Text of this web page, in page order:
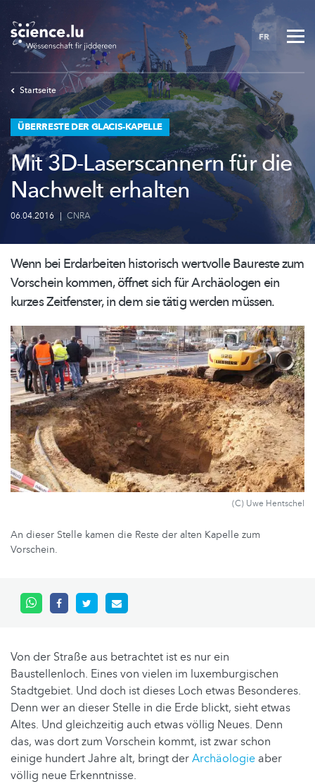
to
main
content
FR
Startseite
ÜBERRESTE DER GLACIS-KAPELLE
Mit 3D-Laserscannern für die
Nachwelt erhalten
06.04.2016 | CNRA
Wenn bei Erdarbeiten historisch wertvolle Baureste zum
Vorschein kommen, öffnet sich für Archäologen ein
kurzes Zeitfenster, in dem sie tätig werden müssen.
(C) Uwe Hentschel
An dieser Stelle kamen die Reste der alten Kapelle zum
Vorschein.
Von der Straße aus betrachtet ist es nur ein
Baustellenloch. Eines von vielen im luxemburgischen
Stadtgebiet. Und doch ist dieses Loch etwas Besonderes.
Denn wer an dieser Stelle in die Erde blickt, sieht etwas
Altes. Und gleichzeitig auch etwas völlig Neues. Denn
das, was dort zum Vorschein kommt, ist zwar schon
einige hundert Jahre alt, bringt derArchäologie aber
völlig neue Erkenntnisse.